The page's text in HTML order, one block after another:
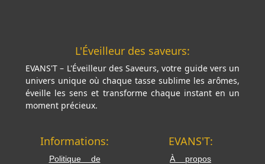
L'Éveilleur des saveurs:
EVANS'T – L'Éveilleur des Saveurs, votre guide vers un
univers unique où chaque tasse sublime les arômes,
éveille les sens et transforme chaque instant en un
moment précieux.
Informations:
Politique de
EVANS'T:
À propos